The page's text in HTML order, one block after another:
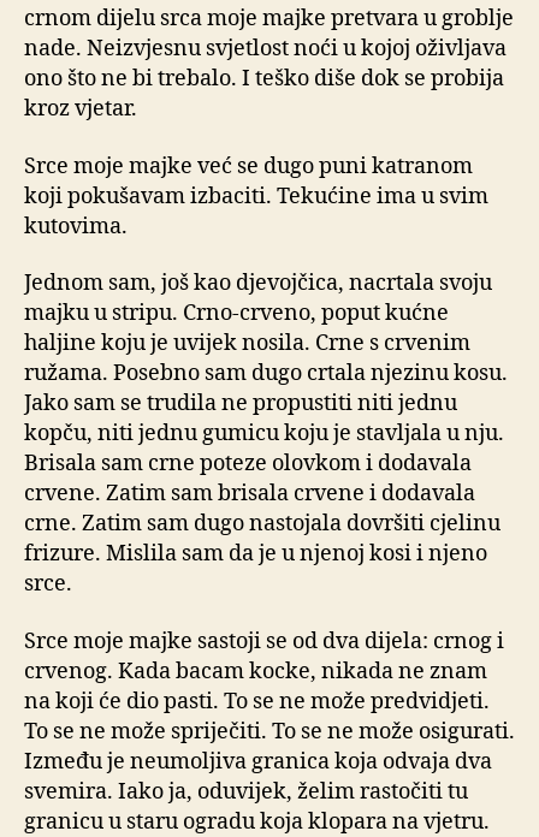
crnom dijelu srca moje majke pretvara u groblje
nade. Neizvjesnu svjetlost noći u kojoj oživljava
ono što ne bi trebalo. I teško diše dok se probija
kroz vjetar.
Srce moje majke već se dugo puni katranom
koji pokušavam izbaciti. Tekućine ima u svim
kutovima.
Jednom sam, još kao djevojčica, nacrtala svoju
majku u stripu. Crno-crveno, poput kućne
haljine koju je uvijek nosila. Crne s crvenim
ružama. Posebno sam dugo crtala njezinu kosu.
Jako sam se trudila ne propustiti niti jednu
kopču, niti jednu gumicu koju je stavljala u nju.
Brisala sam crne poteze olovkom i dodavala
crvene. Zatim sam brisala crvene i dodavala
crne. Zatim sam dugo nastojala dovršiti cjelinu
frizure. Mislila sam da je u njenoj kosi i njeno
srce.
Srce moje majke sastoji se od dva dijela: crnog i
crvenog. Kada bacam kocke, nikada ne znam
na koji će dio pasti. To se ne može predvidjeti.
To se ne može spriječiti. To se ne može osigurati.
Između je neumoljiva granica koja odvaja dva
svemira. Iako ja, oduvijek, želim rastočiti tu
granicu u staru ogradu koja klopara na vjetru.